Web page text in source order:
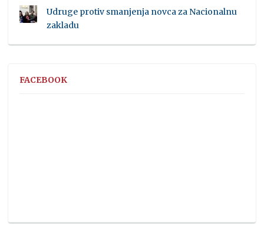
Udruge protiv smanjenja novca za Nacionalnu
zakladu
FACEBOOK